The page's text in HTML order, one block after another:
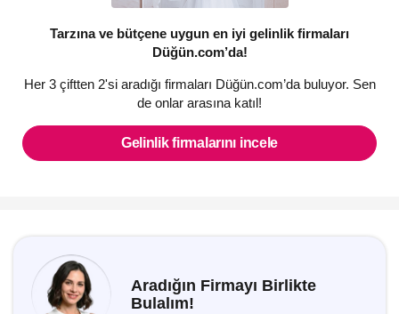
Tarzına ve bütçene uygun en iyi gelinlik firmaları
Düğün.com’da!
Her 3 çiftten 2'si aradığı firmaları Düğün.com’da buluyor. Sen
de onlar arasına katıl!
Gelinlik firmalarını incele
Aradığın Firmayı Birlikte
Bulalım!